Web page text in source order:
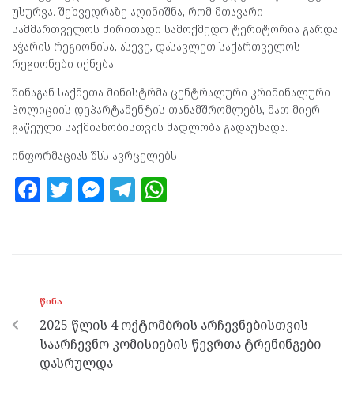
უსურვა. შეხვედრაზე აღინიშნა, რომ მთავარი
სამმართველოს ძირითადი სამოქმედო ტერიტორია გარდა
აჭარის რეგიონისა, ასევე, დასავლეთ საქართველოს
რეგიონები იქნება.
შინაგან საქმეთა მინისტრმა ცენტრალური კრიმინალური
პოლიციის დეპარტამენტის თანამშრომლებს, მათ მიერ
გაწეული საქმიანობისთვის მადლობა გადაუხადა.
ინფორმაციას შსს ავრცელებს
F
o
o
k
T M
er
T
m p
p
ᲬᲘᲜᲐ
2025 წლის 4 ოქტომბრის არჩევნებისთვის
საარჩევნო კომისიების წევრთა ტრენინგები
დასრულდა